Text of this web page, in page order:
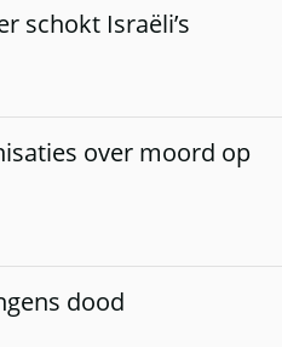
schokt Israëli’s
over moord op
dood